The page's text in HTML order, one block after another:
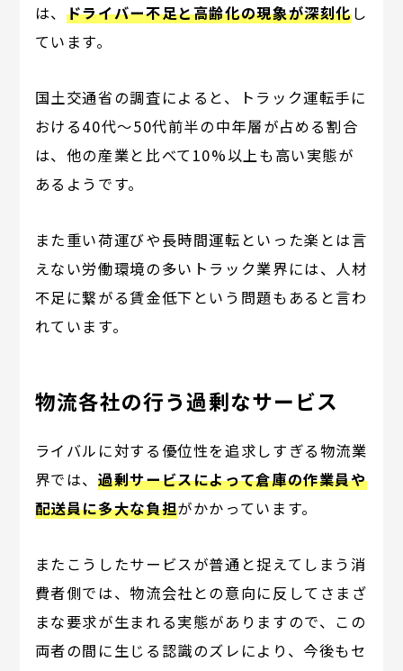
は、 ドライバー不足と高齢化の現象が深刻化し
ています。
国土交通省の調査によると、トラック運転手に
おける40代～50代前半の中年層が占める割合
は、他の産業と比べて10%以上も高い実態が
あるようです。
また重い荷運びや長時間運転といった楽とは言
えない労働環境の多いトラック業界には、人材
不足に繋がる賃金低下という問題もあると言わ
れています。
物流各社の行う過剰なサービス
ライバルに対する優位性を追求しすぎる物流業
界では、過剰サービスによって倉庫の作業員や
配送員に多大な負担がかかっています。
またこうしたサービスが普通と捉えてしまう消
費者側では、物流会社との意向に反してさまざ
まな要求が生まれる実態がありますので、この
両者の間に生じる認識のズレにより、今後もセ